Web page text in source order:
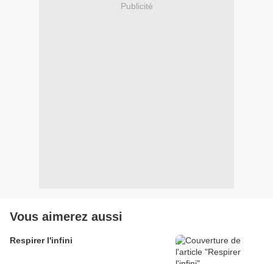
Publicité
Vous aimerez aussi
Respirer l'infini